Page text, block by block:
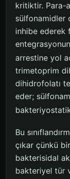
kritiktir. Para-
sülfonamidler
inhibe ederek
arrestine yol
trimetoprim
dihidrofolatı
eder;
Bu
çıkar çünkü
bakterisidal
bakteriyel tür